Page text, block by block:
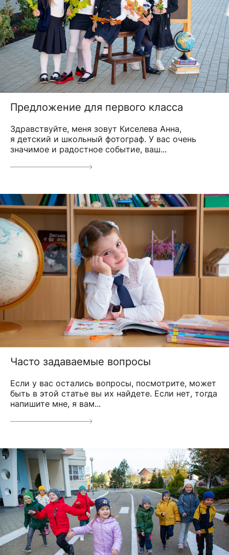
Предложение для первого класса
Здравствуйте, меня зовут Киселева Анна,
я детский и школьный фотограф. У вас очень
значимое и радостное событие, ваш...
Часто задаваемые вопросы
Если у вас остались вопросы, посмотрите, может
быть в этой статье вы их найдете. Если нет, тогда
напишите мне, я вам...